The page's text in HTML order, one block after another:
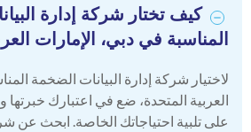
كيف تختار شركة إدارة
المناسبة في دبي، الإمارات
لاختيار شركة إدارة البيانات الضخمة
العربية المتحدة، ضع في اعتبارك خبرتها